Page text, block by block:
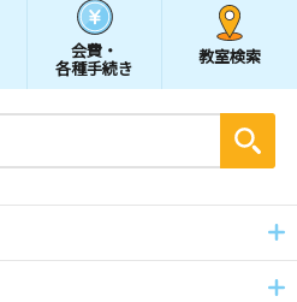
会費・
各種手続き
教室検索